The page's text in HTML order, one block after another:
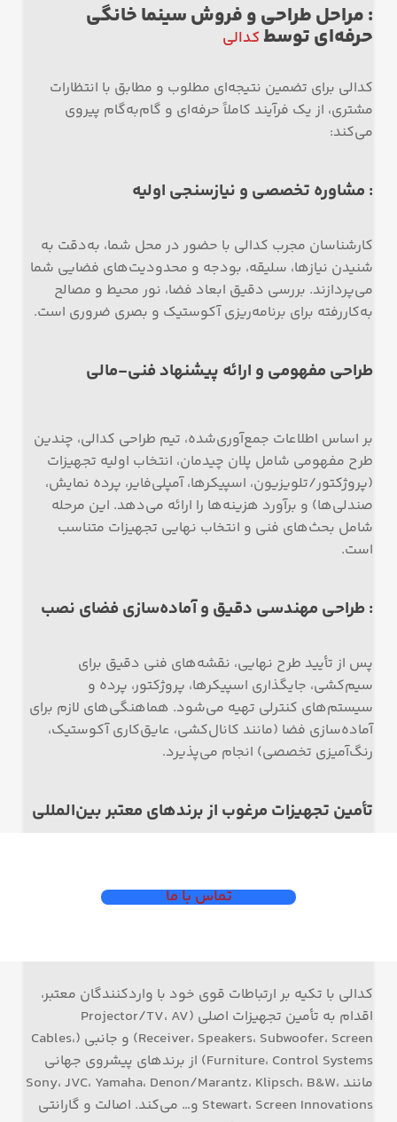
: مراحل طراحی و فروش سینما خانگی
حرفه‌ای توسطکدالی
کدالی برای تضمین نتیجه‌ای مطلوب و مطابق با انتظارات
مشتری، از یک فرآیند کاملاً حرفه‌ای و گام‌به‌گام پیروی
می‌کند:
: مشاوره تخصصی و نیازسنجی اولیه
کارشناسان مجرب کدالی با حضور در محل شما، به‌دقت به
شنیدن نیازها، سلیقه، بودجه و محدودیت‌های فضایی شما
می‌پردازند. بررسی دقیق ابعاد فضا، نور محیط و مصالح
به‌کاررفته برای برنامه‌ریزی آکوستیک و بصری ضروری است.
طراحی مفهومی و ارائه پیشنهاد فنی-مالی
بر اساس اطلاعات جمع‌آوری‌شده، تیم طراحی کدالی، چندین
طرح مفهومی شامل پلان چیدمان، انتخاب اولیه تجهیزات
(پروژکتور/تلویزیون، اسپیکرها، آمپلی‌فایر، پرده نمایش،
صندلی‌ها) و برآورد هزینه‌ها را ارائه می‌دهد. این مرحله
شامل بحث‌های فنی و انتخاب نهایی تجهیزات متناسب
است.
: طراحی مهندسی دقیق و آماده‌سازی فضای نصب
پس از تأیید طرح نهایی، نقشه‌های فنی دقیق برای
سیم‌کشی، جایگذاری اسپیکرها، پروژکتور، پرده و
سیستم‌های کنترلی تهیه می‌شود. هماهنگی‌های لازم برای
آماده‌سازی فضا (مانند کانال‌کشی، عایق‌کاری آکوستیک،
رنگ‌آمیزی تخصصی) انجام می‌پذیرد.
تأمین تجهیزات مرغوب از برندهای معتبر بین‌المللی
تماس با ما
کدالی با تکیه بر ارتباطات قوی خود با واردکنندگان معتبر،
اقدام به تأمین تجهیزات اصلی (Projector/TV، AV
Receiver، Speakers، Subwoofer، Screen) و جانبی (Cables،
Furniture، Control Systems) از برندهای پیشروی جهانی
مانند Sony، JVC، Yamaha، Denon/Marantz، Klipsch، B&W،
Stewart، Screen Innovations و… می‌کند. اصالت و گارانتی